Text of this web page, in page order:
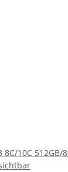
10C 512GB/